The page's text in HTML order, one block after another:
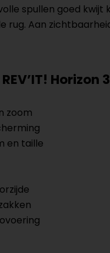
spullen goed kwijt
rug. Aan
Horizon
zoom
en taille